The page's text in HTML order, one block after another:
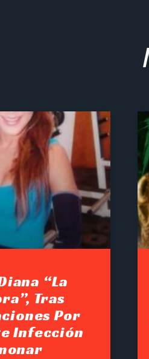
“La
Tras
Por
Infección